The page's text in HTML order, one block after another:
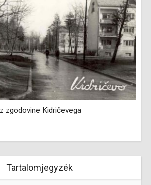
zgodovine Kidričevega
Tartalomjegyzék